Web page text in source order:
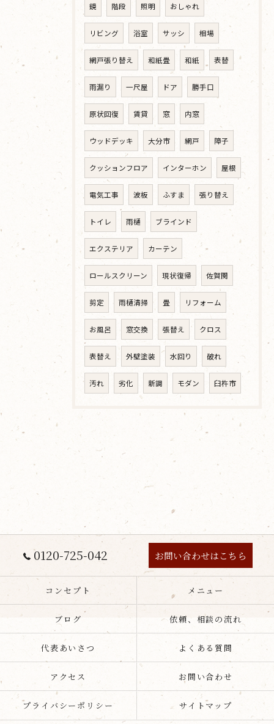
鏡 階段 照明 おしゃれ
リビング 浴室 サッシ 相場
網戸張り替え 和紙畳 和紙 表替
雨漏り 一尺屋 ドア 勝手口
原状回復 賃貸 窓 内窓
ウッドデッキ 大分市 網戸 障子
クッションフロア インターホン 屋根
電気工事 波板 ふすま 張り替え
トイレ 雨樋 ブラインド
エクステリア カーテン
ロールスクリーン 現状復帰 佐賀関
剪定 雨樋清掃 畳 リフォーム
お風呂 窓交換 張替え クロス
表替え 外壁塗装 水回り 破れ
汚れ 劣化 新調 モダン 臼杵市
0120-725-042 お問い合わせはこちら
コンセプト メニュー
ブログ 依頼、相談の流れ
代表あいさつ よくある質問
アクセス お問い合わせ
プライバシーポリシー サイトマップ